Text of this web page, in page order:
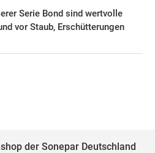
Serie Bond sind wertvolle
vor Staub, Erschütterungen
der Sonepar Deutschland